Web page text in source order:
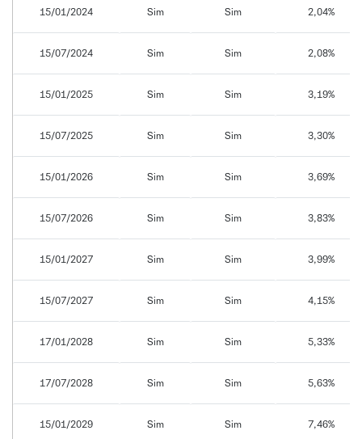
15/01/2024 Sim Sim 2,04%
15/07/2024 Sim Sim 2,08%
15/01/2025 Sim Sim 3,19%
15/07/2025 Sim Sim 3,30%
15/01/2026 Sim Sim 3,69%
15/07/2026 Sim Sim 3,83%
15/01/2027 Sim Sim 3,99%
15/07/2027 Sim Sim 4,15%
17/01/2028 Sim Sim 5,33%
17/07/2028 Sim Sim 5,63%
15/01/2029 Sim Sim 7,46%